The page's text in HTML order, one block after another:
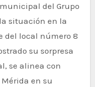
del Grupo
situación en la
del local número 8
su sorpresa
se alinea con
en su